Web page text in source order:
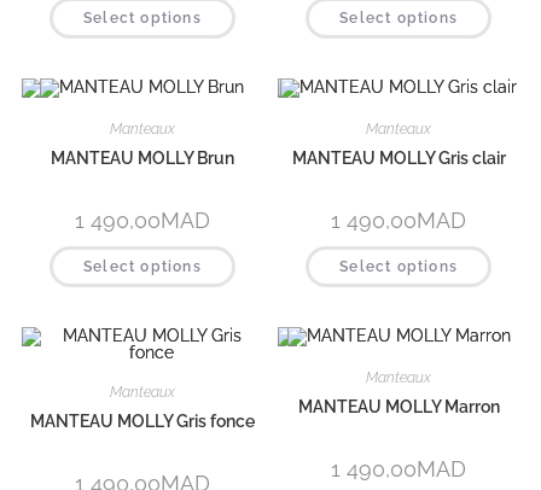
Select options Select options
Manteaux
MANTEAU MOLLY Brun
1 490,00MAD
Select options
Manteaux
MANTEAU MOLLY Gris clair
1 490,00MAD
Select options
Manteaux
MANTEAU MOLLY Gris fonce
1 490,00MAD
Manteaux
MANTEAU MOLLY Marron
1 490,00MAD